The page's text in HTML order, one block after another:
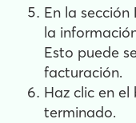
En la sección
la
Esto puede
facturación.
Haz clic en
terminado.